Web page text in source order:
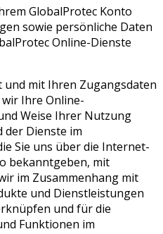
GlobalProtec Konto
sowie persönliche Daten
Online-Dienste
und mit Ihren Zugangsdaten
Ihre Online-
Weise Ihrer Nutzung
Dienste im
Sie uns über die Internet-
bekanntgeben, mit
im Zusammenhang mit
und Dienstleistungen
und für die
Funktionen im